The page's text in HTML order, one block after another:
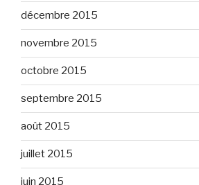
décembre 2015
novembre 2015
octobre 2015
septembre 2015
août 2015
juillet 2015
juin 2015